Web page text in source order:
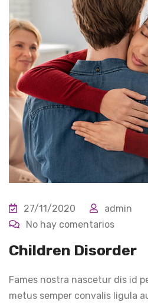
27/11/2020
admin
No hay comentarios
Children Disorder
Fames nostra nascetur dis id
metus semper convalis ligula